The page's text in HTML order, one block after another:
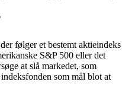
følger et bestemt aktieindeks
S&P 500 eller det
at slå markedet, som
som mål blot at